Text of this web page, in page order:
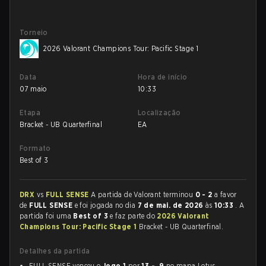
Torneio
2026 Valorant Champions Tour: Pacific Stage 1
Data
07 maio
Hora de início
10:33
Etapa
Bracket - UB Quarterfinal
Localização
EA
Formato
Best of 3
DRX vs FULL SENSEA partida de Valorant terminou 0 - 2 a favor
de FULL SENSE e foi jogada no dia 7 de mai. de 2026 às10:33 . A
partida foi uma Best of 3e faz parte do 2026 Valorant
Champions Tour: Pacific Stage 1 Bracket - UB Quarterfinal.
Detalhes da partida